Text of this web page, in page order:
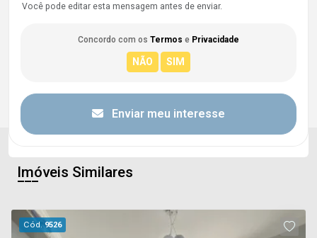
Você pode editar esta mensagem antes de enviar.
Concordo com os Termos e Privacidade
Enviar meu interesse
Imóveis Similares
Cód. 9526